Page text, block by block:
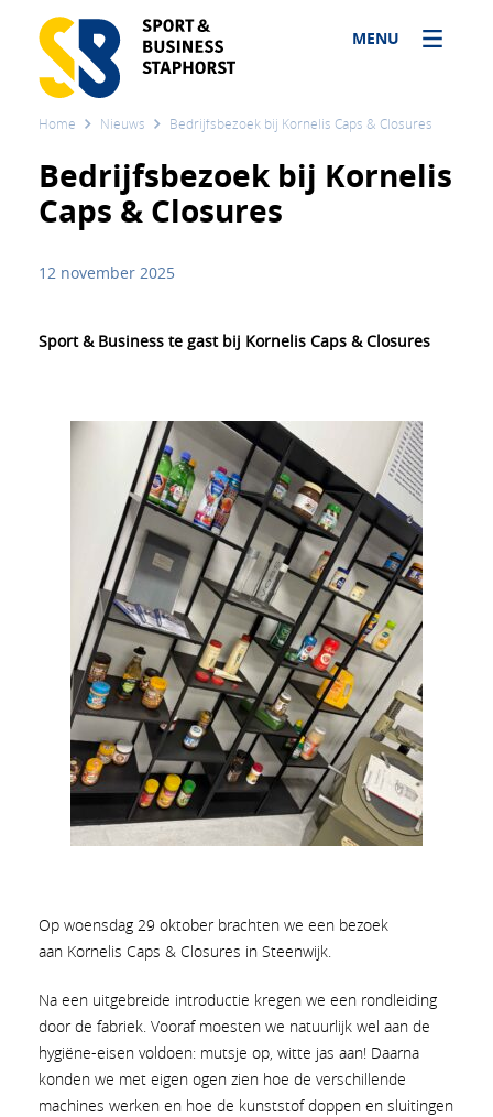
MENU
Home Nieuws Bedrijfsbezoek bij Kornelis Caps & Closures
Bedrijfsbezoek bij Kornelis
Caps & Closures
12 november 2025
Sport & Business te gast bij Kornelis Caps & Closures
Op woensdag 29 oktober brachten we een bezoek
aan Kornelis Caps & Closures in Steenwijk.
Na een uitgebreide introductie kregen we een rondleiding
door de fabriek. Vooraf moesten we natuurlijk wel aan de
hygiëne-eisen voldoen: mutsje op, witte jas aan! Daarna
konden we met eigen ogen zien hoe de verschillende
machines werken en hoe de kunststof doppen en sluitingen